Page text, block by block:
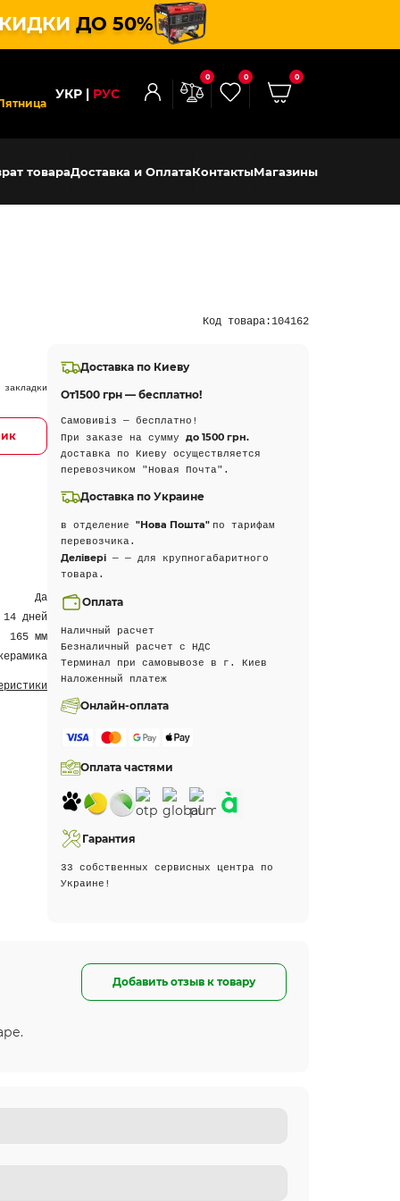
ДО 50%
УКР РУС
0 0 0
товараДоставка и ОплатаКонтактыМагазины
Код товара:104162
закладки
Да
14 дней
165 мм
Доставка по Киеву
От1500 грн — бесплатно!
Самовивіз — бесплатно!
При заказе на суммудо 1500 грн.
доставка по Киеву осуществляется
перевозчиком "Новая Почта".
Доставка по Украине
в отделение"Нова Пошта" по тарифам
перевозчика.
Делівері — — для крупногабаритного
товара.
Оплата
Наличный расчет
Безналичный расчет с НДС
Терминал при самовывозе в г. Киев
Наложенный платеж
Онлайн-оплата
Оплата частями
Гарантия
33 собственных сервисных центра по
Украине!
Добавить отзыв к товару